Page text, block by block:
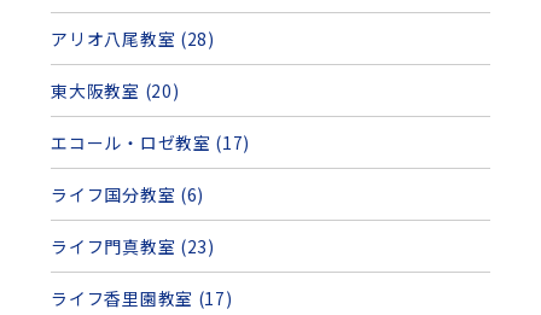
アリオ八尾教室 (28)
東大阪教室 (20)
エコール・ロゼ教室 (17)
ライフ国分教室 (6)
ライフ門真教室 (23)
ライフ香里園教室 (17)